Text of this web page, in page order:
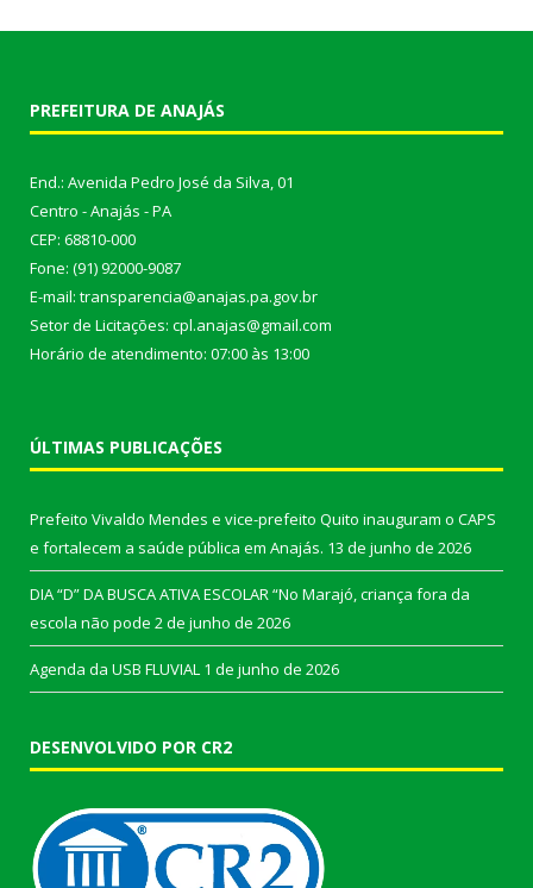
PREFEITURA DE ANAJÁS
End.: Avenida Pedro José da Silva, 01
Centro - Anajás - PA
CEP: 68810-000
Fone: (91) 92000-9087
E-mail: transparencia@anajas.pa.gov.br
Setor de Licitações: cpl.anajas@gmail.com
Horário de atendimento: 07:00 às 13:00
ÚLTIMAS PUBLICAÇÕES
Prefeito Vivaldo Mendes e vice-prefeito Quito inauguram o CAPS
e fortalecem a saúde pública em Anajás. 13 de junho de 2026
DIA “D” DA BUSCA ATIVA ESCOLAR “No Marajó, criança fora da
escola não pode 2 de junho de 2026
Agenda da USB FLUVIAL 1 de junho de 2026
DESENVOLVIDO POR CR2